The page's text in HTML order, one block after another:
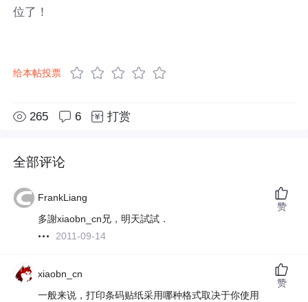
位了！
给本帖投票
265 6 打赏
全部评论
FrankLiang
多謝xiaobn_cn兄，明天試試．
2011-09-14
赞
xiaobn_cn
一般来说，打印条码贴纸采用哪种格式取决于你使用
赞